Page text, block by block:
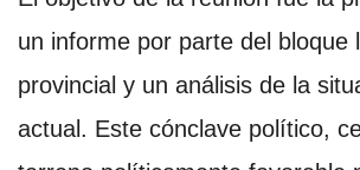
un informe por parte del bloque
provincial y un análisis de la
actual. Este cónclave político,